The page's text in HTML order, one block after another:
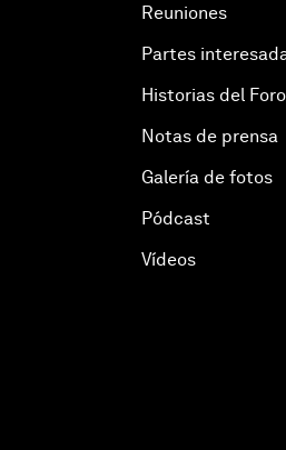
Reuniones
Partes
Historias del Foro
Notas de prensa
Galería de fotos
Pódcast
Vídeos